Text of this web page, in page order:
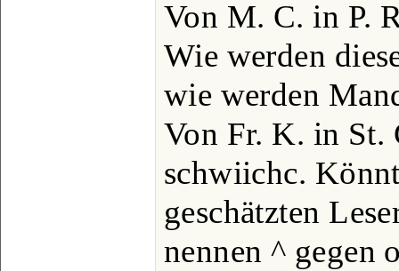
Von M. C. in P.
Wie werden
wie werden
Von Fr. K. in St.
schwiichc.
geschätzten
nennen ^ gegen